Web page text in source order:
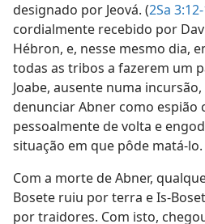
designado por Jeová. (2Sa
cordialmente recebido por
Hébron, e, nesse mesmo dia,
todas as tribos a fazerem um
Joabe, ausente numa
denunciar Abner como espião
pessoalmente de volta e
situação em que pôde matá-
Com a morte de Abner,
Bosete ruiu por terra e Is-
por traidores. Com isto,